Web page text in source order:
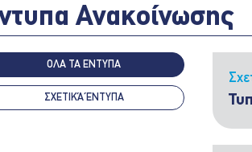
Ανακοίνωσης
ΟΛΑ ΤΑ ΕΝΤΥΠΑ
ΣΧΕΤΙΚΆ ΈΝΤΥΠΑ